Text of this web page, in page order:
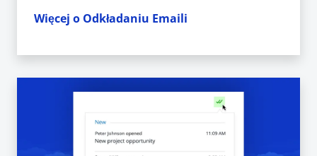
Więcej o Odkładaniu Emaili